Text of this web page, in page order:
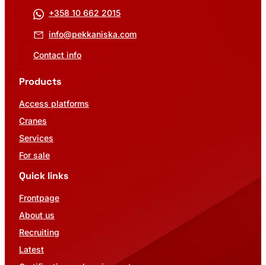
+358 10 662 2015
info@pekkaniska.com
Contact info
Products
Access platforms
Cranes
Services
For sale
Quick links
Frontpage
About us
Recruiting
Latest